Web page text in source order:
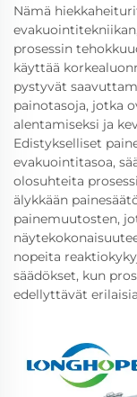
Nämä
prosessin
käyttää
pystyvät
painotasoja, jotka
alentamiseksi ja
Edistykselliset
evakuointitasoa,
olosuhteita
älykkään
painemuutosten,
nopeita
säädökset, kun
edellyttävät